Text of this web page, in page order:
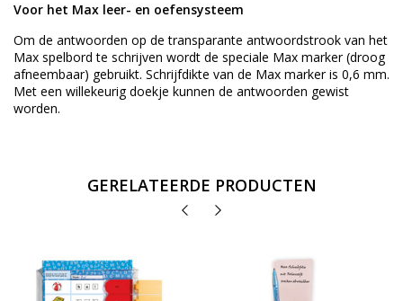
Voor het Max leer- en oefensysteem
Om de antwoorden op de transparante antwoordstrook van het
Max spelbord te schrijven wordt de speciale Max marker (droog
afneembaar) gebruikt. Schrijfdikte van de Max marker is 0,6 mm.
Met een willekeurig doekje kunnen de antwoorden gewist
worden.
GERELATEERDE PRODUCTEN